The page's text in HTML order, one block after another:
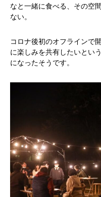
なと一緒に食べる、その空
ない。
コロナ後初のオフラインで
に楽しみを共有したいとい
になったそうです。